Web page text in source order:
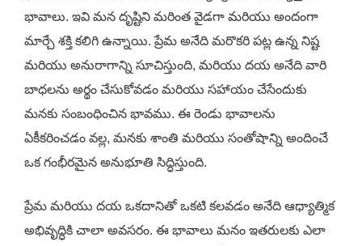
భావాలు. ఇవి మన దృష్టిని మరింత వైడగా మరియు అందంగా
మార్చే శక్తి కలిగి ఉన్నాయి. ప్రేమ అనేది మరొకరి పట్ల ఉన్న నిష్ట
మరియు అనురాగాన్ని సూచిస్తుంది, మరియు దయ అనేది వారి
బాధలను అర్థం చేసుకోవడం మరియు సహాయం చేసేందుకు
మనకు సంబంధించిన భావము. ఈ రెండు భావాలను
ఏకీకరించడం వల్ల, మనకు శాంతి మరియు సంతోషాన్ని అందించే
ఒక గంభీరమైన అనుభూతి సిద్ధిస్తుంది.
ప్రేమ మరియు దయ ఒకదానితో ఒకటి కలవడం అనేది ఆధ్యాత్మిక
అభివృద్ధికి చాలా అవసరం. ఈ భావాలు మనం ఇతరులకు ఎలా